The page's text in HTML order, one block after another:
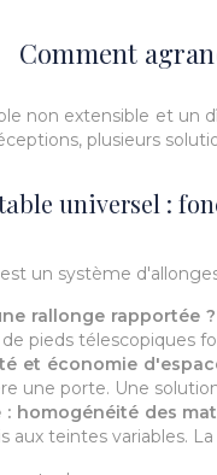
Comment
non extensible et un
plusieurs
universel :
un système
rallonge rapportée ?
pieds télescopiques
et économie
une porte. Une
homogénéité des
aux teintes variables.